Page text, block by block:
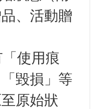
、活動贈
使用痕
毀損」等
原始狀